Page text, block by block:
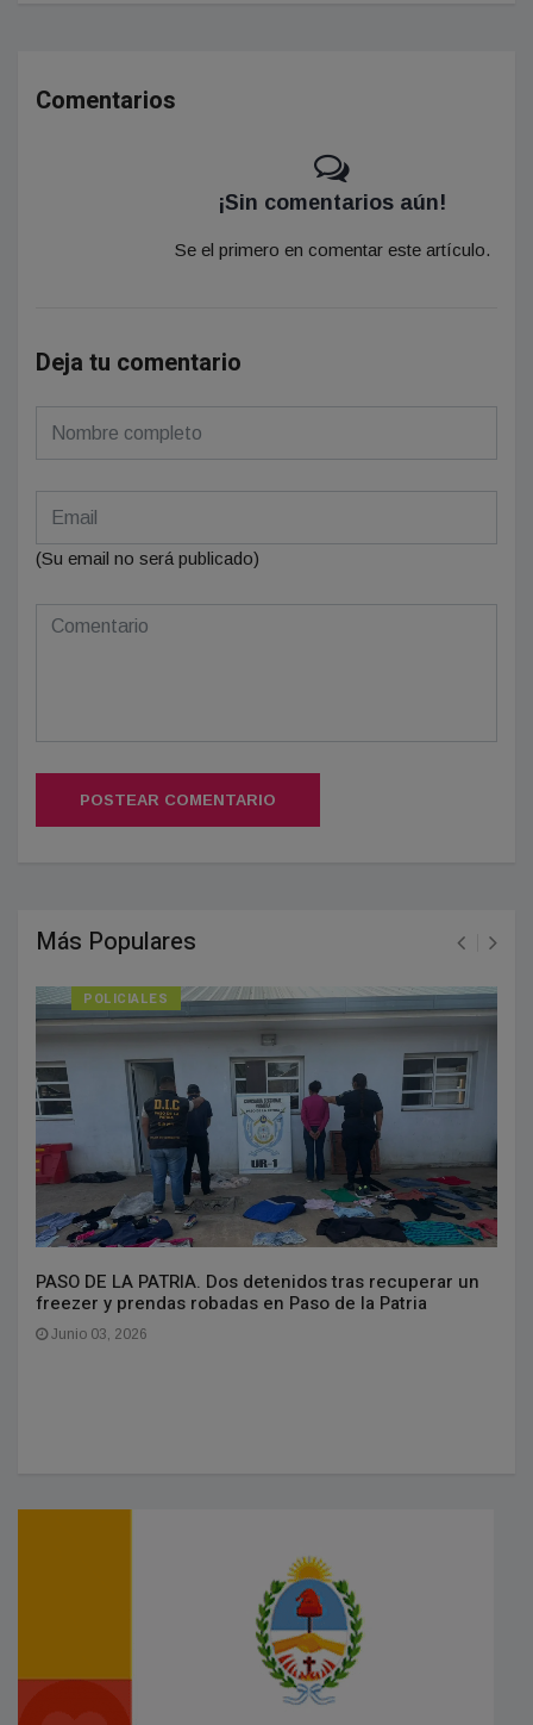
Comentarios
¡Sin comentarios aún!
Se el primero en comentar este artículo.
Deja tu comentario
(Su email no será publicado)
POSTEAR COMENTARIO
Más Populares
POLICIALES
PASO DE LA PATRIA. Dos detenidos tras recuperar un
freezer y prendas robadas en Paso de la Patria
Junio 03, 2026